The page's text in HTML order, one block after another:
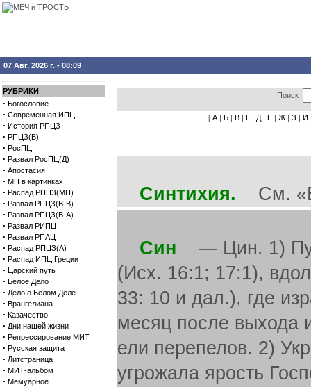
07 Авг, 2026 г. - 08:09
РУБРИКИ
· Богословие
· Современная ИПЦ
· История РПЦЗ
· РПЦЗ(В)
· РосПЦ
· Развал РосПЦ(Д)
· Апостасия
· МП в картинках
· Распад РПЦЗ(МП)
· Развал РПЦЗ(В-В)
· Развал РПЦЗ(В-А)
· Развал РИПЦ
· Развал РПАЦ
· Распад РПЦЗ(А)
· Распад ИПЦ Греции
· Царский путь
· Белое Дело
· Дело о Белом Деле
· Врангелиана
· Казачество
· Дни нашей жизни
· Репрессирование МИТ
· Русская защита
· Литстраница
· МИТ-альбом
· Мемуарное
Поиск
[ А | Б | В | Г | Д | Е | Ж | З | И
Синтихия. См.
Син — Цин. 1)
(Исх. 16:1; 17:1),
33: 10 и дал.), где
месяц после выхода
ели перепелов. 2)
угрожала ярость